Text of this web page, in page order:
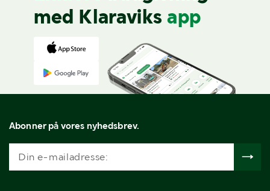
med Klaraviks app
Abonner på vores nyhedsbrev.